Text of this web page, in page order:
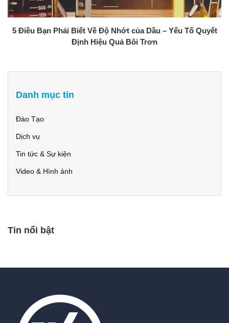
5 Điều Bạn Phải Biết Về Độ Nhớt của Dầu – Yếu Tố Quyết
Định Hiệu Quả Bôi Trơn
Danh mục tin
Đào Tạo
Dịch vụ
Tin tức & Sự kiện
Video & Hình ảnh
Tin nổi bật